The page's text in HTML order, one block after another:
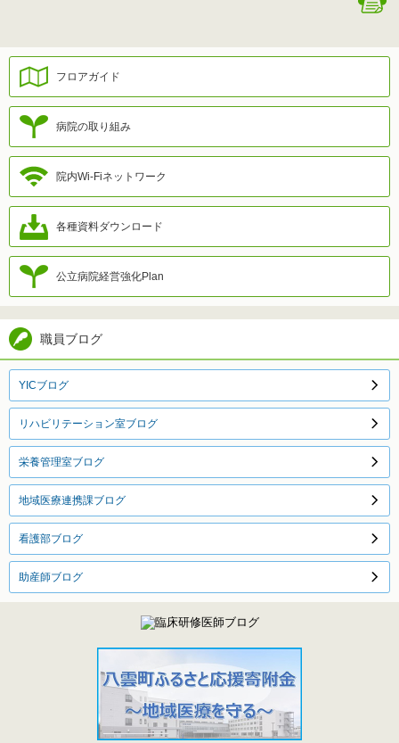
フロアガイド
病院の取り組み
院内Wi-Fiネットワーク
各種資料ダウンロード
公立病院経営強化Plan
職員ブログ
YICブログ
リハビリテーション室ブログ
栄養管理室ブログ
地域医療連携課ブログ
看護部ブログ
助産師ブログ